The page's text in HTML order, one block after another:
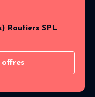
Routiers SPL
offres